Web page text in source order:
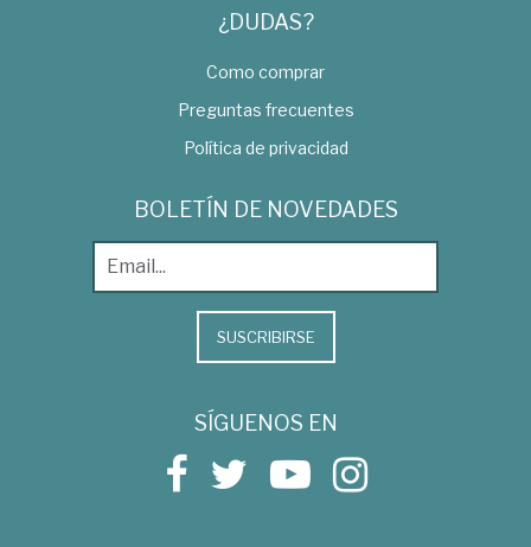
¿DUDAS?
Como comprar
Preguntas frecuentes
Política de privacidad
BOLETÍN DE NOVEDADES
SUSCRIBIRSE
SÍGUENOS EN